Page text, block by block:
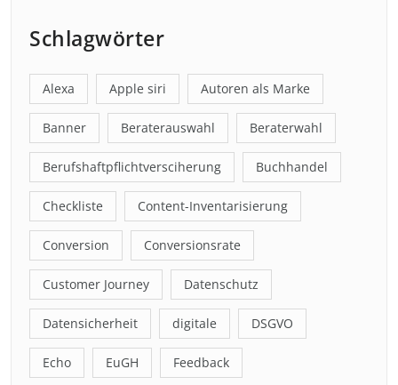
Schlagwörter
Alexa Apple siri Autoren als Marke
Banner Beraterauswahl Beraterwahl
Berufshaftpflichtversciherung Buchhandel
Checkliste Content-Inventarisierung
Conversion Conversionsrate
Customer Journey Datenschutz
Datensicherheit digitale DSGVO
Echo EuGH Feedback